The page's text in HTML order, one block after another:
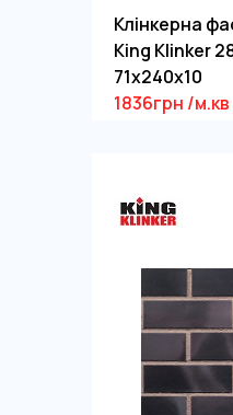
Клінкерна
King Klinker
71x240x10
1836грн /м.кв